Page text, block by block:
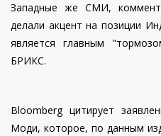
Западные же СМИ,
делали акцент на позиции
является главным
БРИКС.
Bloomberg цитирует
Моди, которое, по данным